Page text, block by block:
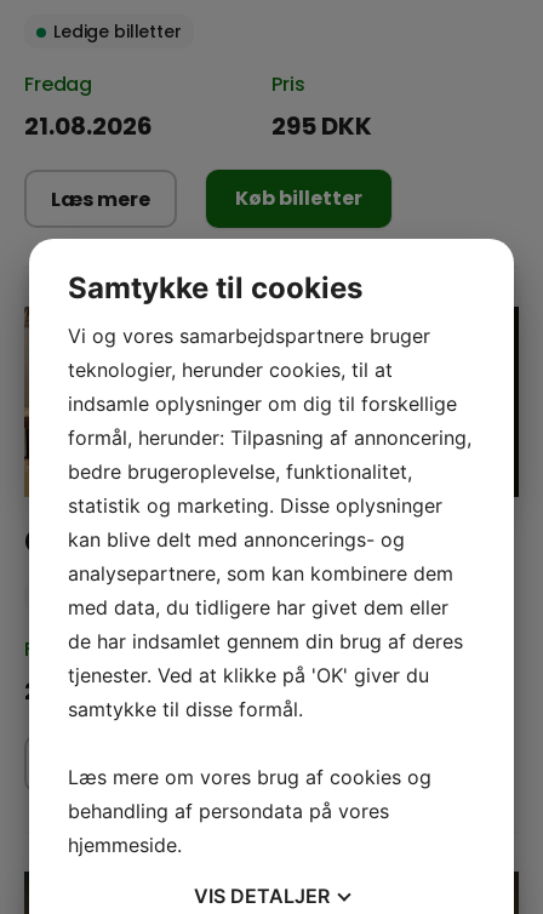
Ledige billetter
Fredag
21.08.2026
Pris
295 DKK
Læs mere Køb billetter
GRILLBUFFET & SKOVROCK
Ledige billetter
Fredag
21.08.2026
Pris
259 DKK
Læs mere Køb billetter
Samtykke til cookies
Vi og vores samarbejdspartnere bruger
teknologier, herunder cookies, til at
indsamle oplysninger om dig til forskellige
formål, herunder: Tilpasning af annoncering,
bedre brugeroplevelse, funktionalitet,
statistik og marketing. Disse oplysninger
kan blive delt med annoncerings- og
analysepartnere, som kan kombinere dem
med data, du tidligere har givet dem eller
de har indsamlet gennem din brug af deres
tjenester. Ved at klikke på 'OK' giver du
samtykke til disse formål.
Læs mere om vores brug af cookies og
behandling af persondata på vores
hjemmeside.
VIS DETALJER